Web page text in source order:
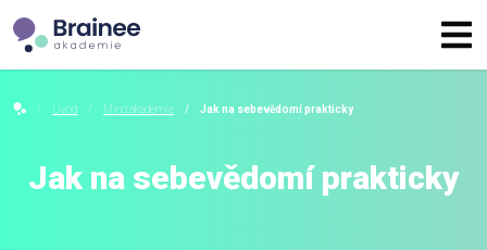
Úvod Mind akademie Jak na sebevědomí prakticky
Jak na sebevědomí prakticky